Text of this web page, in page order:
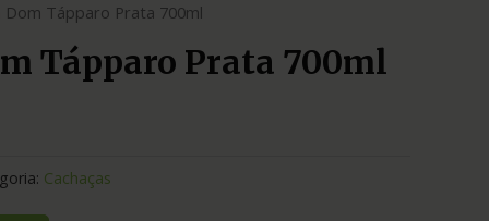
Dom Tápparo Prata 700ml
Tápparo Prata 700ml
Cachaças